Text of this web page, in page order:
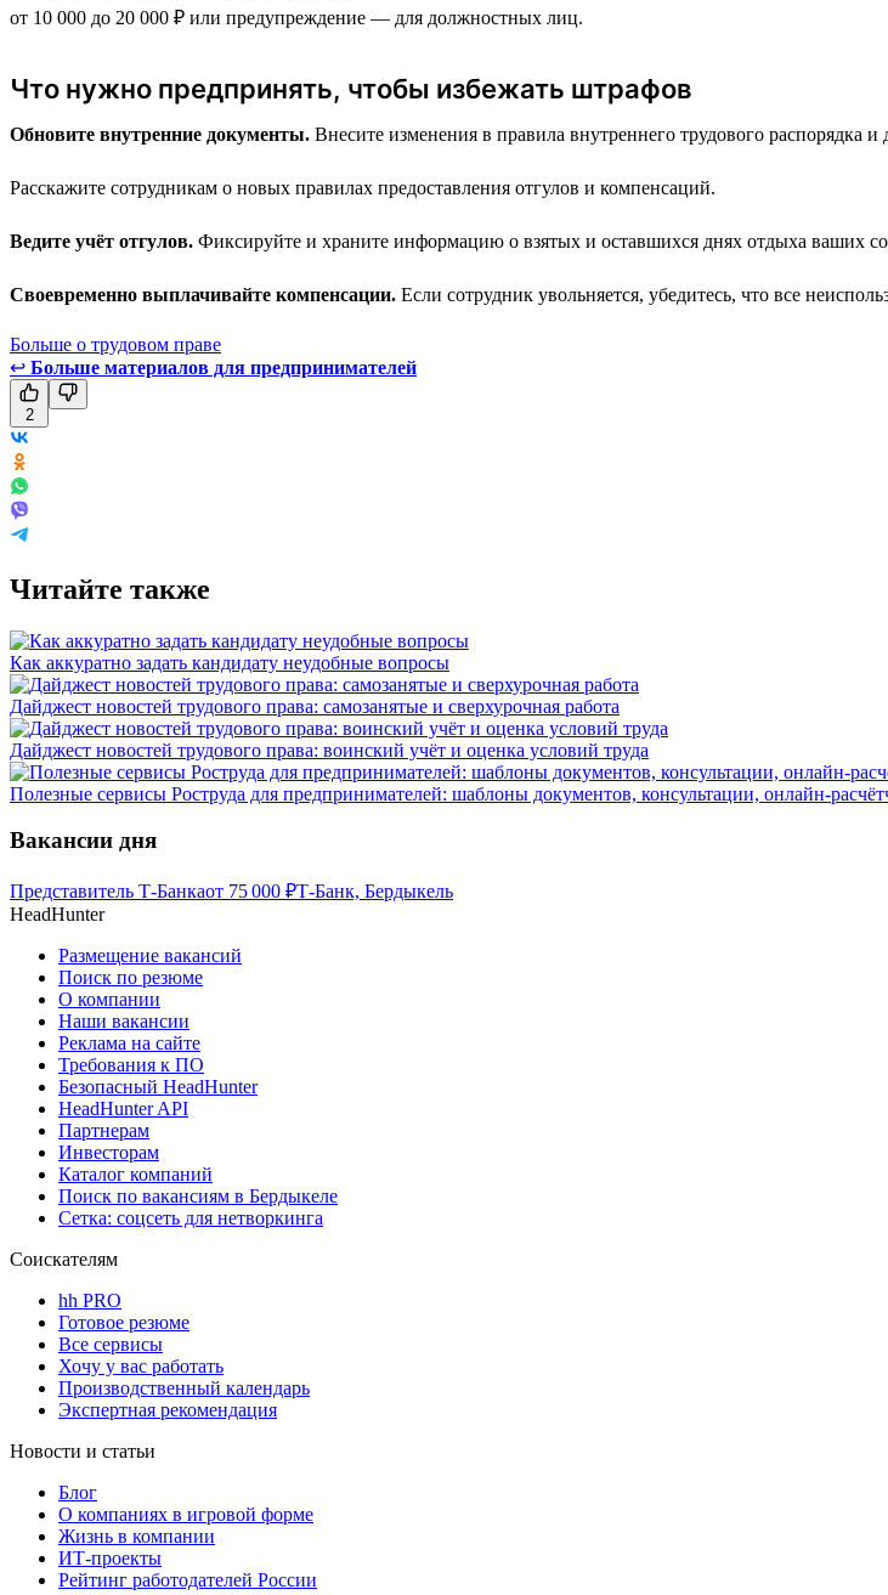
от 10 000 до 20 000 ₽ или предупреждение — для должностных лиц.
Что нужно предпринять, чтобы избежать штрафов
Обновите внутренние документы. Внесите изменения в правила внутреннего трудового распорядка
Расскажите сотрудникам о новых правилах предоставления отгулов и компенсаций.
Ведите учёт отгулов. Фиксируйте и храните информацию о взятых и оставшихся днях отдыха ваших
Своевременно выплачивайте компенсации. Если сотрудник увольняется, убедитесь, что все
Больше о трудовом праве
↩ Больше материалов для предпринимателей
2
Читайте также
Как аккуратно задать кандидату неудобные вопросы
Дайджест новостей трудового права: самозанятые и сверхурочная работа
Дайджест новостей трудового права: воинский учёт и оценка условий труда
Полезные сервисы Роструда для предпринимателей: шаблоны документов, консультации, онлайн-
Вакансии дня
Представитель Т-Банкаот 75 000 ₽Т-Банк, Бердыкель
HeadHunter
Размещение вакансий
Поиск по резюме
О компании
Наши вакансии
Реклама на сайте
Требования к ПО
Безопасный HeadHunter
HeadHunter API
Партнерам
Инвесторам
Каталог компаний
Поиск по вакансиям в Бердыкеле
Сетка: соцсеть для нетворкинга
Соискателям
hh PRO
Готовое резюме
Все сервисы
Хочу у вас работать
Производственный календарь
Экспертная рекомендация
Новости и статьи
Блог
О компаниях в игровой форме
Жизнь в компании
ИТ-проекты
Рейтинг работодателей России